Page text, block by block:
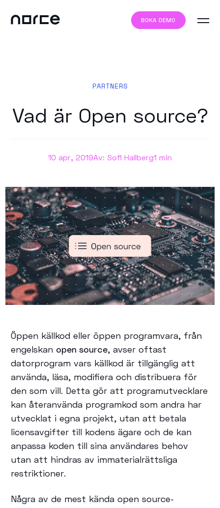
BOKA DEMO
PARTNERS
Vad är Open source?
10 apr, 2019Av: Sofi Hallberg1 min
Öppen källkod eller öppen programvara, från
engelskan open source, avser oftast
datorprogram vars källkod är tillgänglig att
använda, läsa, modifiera och distribuera för
den som vill. Detta gör att programutvecklare
kan återanvända programkod som andra har
utvecklat i egna projekt, utan att betala
licensavgifter till kodens ägare och de kan
anpassa koden till sina användares behov
utan att hindras av immaterialrättsliga
restriktioner.
Några av de mest kända open source-